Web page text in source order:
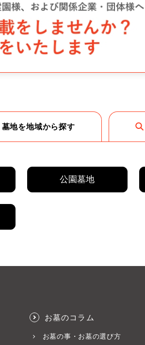
地を地域から探す
公園墓地
お墓のコラム
お墓の事・お墓の選び方